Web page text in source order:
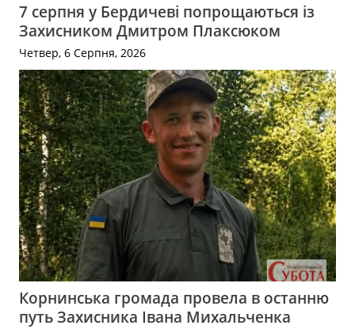
7 серпня у Бердичеві попрощаються із
Захисником Дмитром Плаксюком
Четвер, 6 Серпня, 2026
Корнинська громада провела в останню
путь Захисника Івана Михальченка